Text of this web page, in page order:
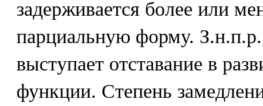
задерживается более или
парциальную форму.
выступает отставание в
функции. Степень